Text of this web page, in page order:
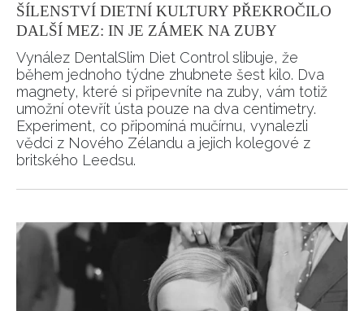
ŠÍLENSTVÍ DIETNÍ KULTURY PŘEKROČILO
DALŠÍ MEZ: IN JE ZÁMEK NA ZUBY
Vynález DentalSlim Diet Control slibuje, že
během jednoho týdne zhubnete šest kilo. Dva
magnety, které si připevníte na zuby, vám totiž
umožní otevřít ústa pouze na dva centimetry.
Experiment, co připomíná mučírnu, vynalezli
vědci z Nového Zélandu a jejich kolegové z
britského Leedsu.